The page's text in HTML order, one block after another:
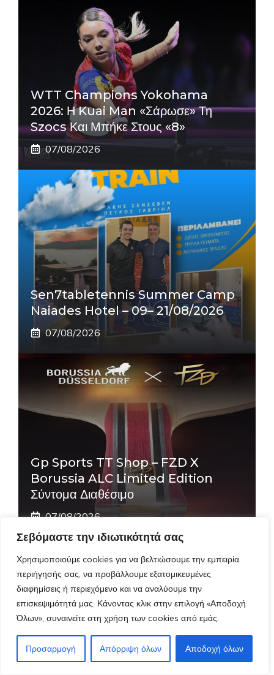
Σεβόμαστε την ιδιωτικότητά σας
Χρησιμοποιούμε cookies για να βελτιώσουμε την εμπειρία
περιήγησής σας, να προβάλλουμε εξατομικευμένες
διαφημίσεις ή περιεχόμενο και να αναλύουμε την
επισκεψιμότητά μας. Κάνοντας κλικ στην επιλογή «Αποδοχή
Όλων», συναινείτε στη χρήση των cookies από εμάς.
Προσαρμογή Απόρριψη όλων Αποδοχή όλων
WTT Champions Yokohama
2026: Η Kuai Man «σάρωσε» Τη
Szocs Και Μπήκε Στους «8»
07/08/2026
Sen7tabletennis Summer Camp
Naiades Hotel – 09– 21/08/2026
07/08/2026
Gp Sports TT Shop – FZD X
Borussia ALC Limited Edition
Σύντομα Διαθέσιμο
07/08/2026
3ο Προπονητικό Camp ΠΕΠΕΑ (31
Αυγούστου – 6 Σεπτεμβρίου 2026):
Προπόνηση υψηλού επιπέδου στο
Sportcamp Λουτρακίου
08/08/2026
WTT Champions Yokohama 2026: